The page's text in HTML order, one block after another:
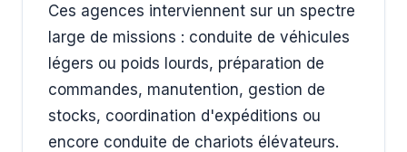
Ces agences interviennent sur un spectre
large de missions : conduite de véhicules
légers ou poids lourds, préparation de
commandes, manutention, gestion de
stocks, coordination d'expéditions ou
encore conduite de chariots élévateurs.